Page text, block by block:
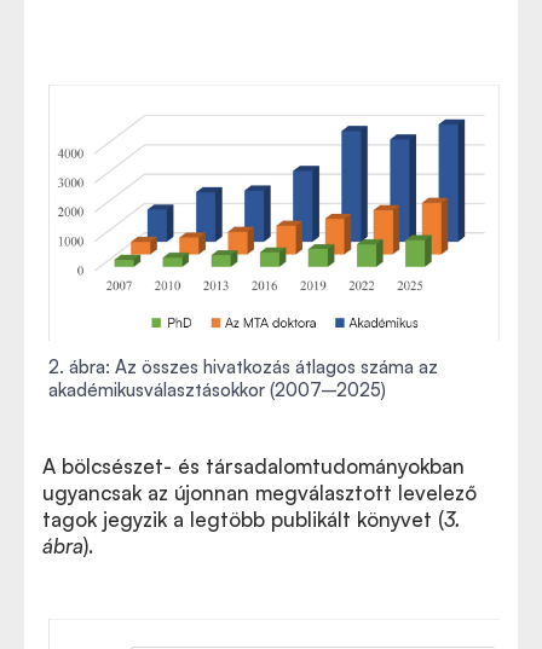
2. ábra: Az összes hivatkozás átlagos száma az
akadémikusválasztásokkor (2007–2025)
A bölcsészet- és társadalomtudományokban
ugyancsak az újonnan megválasztott levelező
tagok jegyzik a legtöbb publikált könyvet (3.
ábra).